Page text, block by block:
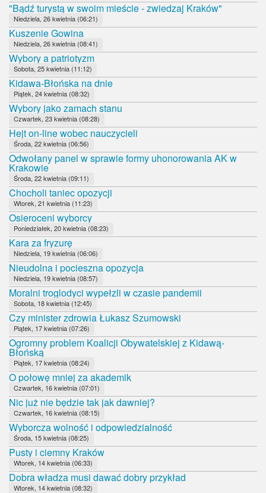
"Bądź turystą w swoim mieście - zwiedzaj Kraków"
Niedziela, 26 kwietnia (06:21)
Kuszenie Gowina
Niedziela, 26 kwietnia (08:41)
Wybory a patriotyzm
Sobota, 25 kwietnia (11:12)
Kidawa-Błońska na dnie
Piątek, 24 kwietnia (08:32)
Wybory jako zamach stanu
Czwartek, 23 kwietnia (08:28)
Hejt on-line wobec nauczycieli
Środa, 22 kwietnia (06:56)
Odwołany panel w sprawie formy uhonorowania AK w
Krakowie
Środa, 22 kwietnia (09:11)
Chocholi taniec opozycji
Wtorek, 21 kwietnia (11:23)
Osieroceni wyborcy
Poniedziałek, 20 kwietnia (08:23)
Kara za fryzurę
Niedziela, 19 kwietnia (06:06)
Nieudolna i pocieszna opozycja
Niedziela, 19 kwietnia (08:57)
Moralni troglodyci wypełzli w czasie pandemii
Sobota, 18 kwietnia (12:45)
Czy minister zdrowia Łukasz Szumowski
Piątek, 17 kwietnia (07:26)
Ogromny problem Koalicji Obywatelskiej z Kidawą-
Błońską
Piątek, 17 kwietnia (08:24)
O połowę mniej za akademik
Czwartek, 16 kwietnia (07:01)
Nic już nie będzie tak jak dawniej?
Czwartek, 16 kwietnia (08:15)
Wyborcza wolność i odpowiedzialność
Środa, 15 kwietnia (08:25)
Pusty i ciemny Kraków
Wtorek, 14 kwietnia (06:33)
Dobra władza musi dawać dobry przykład
Wtorek, 14 kwietnia (08:32)